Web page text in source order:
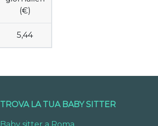
(€)
5,44
TROVA LA TUA BABY SITTER